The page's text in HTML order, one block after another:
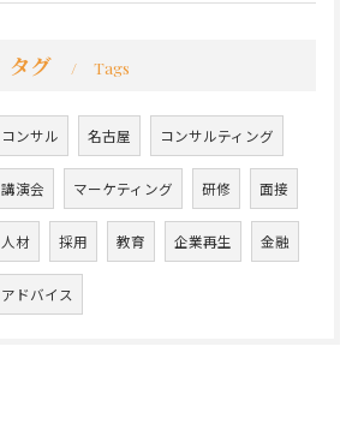
タグ Tags
コンサル 名古屋 コンサルティング
講演会 マーケティング 研修 面接
人材 採用 教育 企業再生 金融
アドバイス